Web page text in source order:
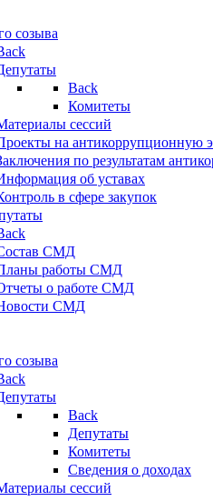
созыва
Back
Комитеты
сессий
на антикоррупционную
по результатам
об уставах
в сфере закупок
СМД
работы СМД
о работе СМД
СМД
созыва
Back
Депутаты
Комитеты
Сведения о доходах
сессий